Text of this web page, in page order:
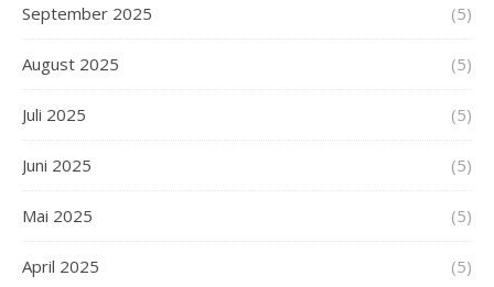
September 2025 (5)
August 2025 (5)
Juli 2025 (5)
Juni 2025 (5)
Mai 2025 (5)
April 2025 (5)